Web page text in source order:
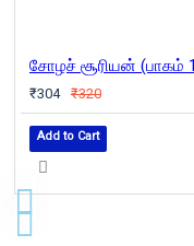
₹304 ₹320
Add to Cart